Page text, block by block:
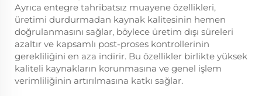
Ayrıca entegre tahribatsız muayene özellikleri,
üretimi durdurmadan kaynak kalitesinin hemen
doğrulanmasını sağlar, böylece üretim dışı süreleri
azaltır ve kapsamlı post-proses kontrollerinin
gerekliliğini en aza indirir. Bu özellikler birlikte yüksek
kaliteli kaynakların korunmasına ve genel işlem
verimliliğinin artırılmasına katkı sağlar.